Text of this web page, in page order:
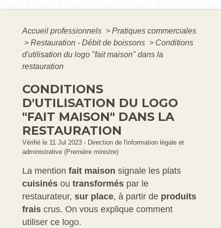
Accueil professionnels > Pratiques commerciales
> Restauration - Débit de boissons > Conditions
d'utilisation du logo "fait maison" dans la
restauration
CONDITIONS
D'UTILISATION DU LOGO
"FAIT MAISON" DANS LA
RESTAURATION
Vérifié le 11 Jul 2023 - Direction de l'information légale et
administrative (Première ministre)
La mention fait maison signale les plats
cuisinés ou transformés par le
restaurateur, sur place, à partir de produits
frais crus. On vous explique comment
utiliser ce logo.